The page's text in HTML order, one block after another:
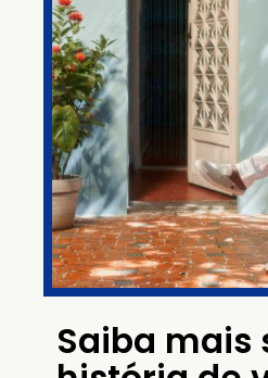
Saiba mais